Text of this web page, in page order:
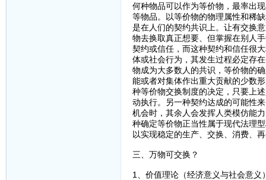
何种物品可以作为等价物，最率出
等物品。以等价物的物理属性和稀
是在人们的契约共识上。让有交换
物去换取真正想要、但掌握在别人
契约或信任，而这种契约和信任很
体或社会行为，其发生过程必定存
物成为大多数人的共识，等价物的
能或者对集体作出重大贡献的少数
种等价物交换制度的决定，只要上
动执行。另一种契约达成的可能性
机会时，其余人会发挥人类模仿能
种确定等价物正当性属于现代法理
以实现稳定的生产、交换、消费、
三、万物可交换？
1、价值理论（经济意义与社会意义